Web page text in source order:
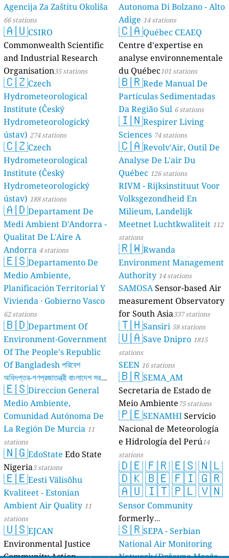
Agencija Za Zaštitu Okoliša
66 stations
🇦🇺CSIRO
Commonwealth Scientific
and Industrial Research
Organisation35 stations
🇨🇿Czech
Hydrometeorological
Institute (Český
Hydrometeorologický
ústav) 274 stations
🇨🇿Czech
Hydrometeorological
Institute (Český
Hydrometeorologický
ústav) 188 stations
🇦🇩Departament De
Medi Ambient D'Andorra -
Qualitat De L'Aire A
Andorra 4 stations
🇪🇸Departamento De
Medio Ambiente,
Planificación Territorial Y
Vivienda · Gobierno Vasco
62 stations
🇧🇩Department Of
Environment-Government
Of The People's Republic
Of Bangladesh পরিবেশ
অধিদপ্তর-গণপ্রজাতন্ত্রী বাংলাদেশ সরকার
17 stations
🇪🇸Direccion General
Medio Ambiente,
Comunidad Autónoma De
La Región De Murcia 11
stations
🇳🇬EdoState Edo State
Nigeria3 stations
🇪🇪Eesti Välisõhu
Kvaliteet - Estonian
Ambient Air Quality 11
stations
🇺🇸EJCAN
Environmental Justice
Autonoma Di Bolzano - Alto
Adige 14 stations
🇨🇦Québec CEAEQ
Centre d'expertise en
analyse environnementale
du Québec101 stations
🇧🇷Rede Manual De
Partículas Sedimentadas
Da Região Sul 6 stations
🇮🇳Respirer Living
Sciences 74 stations
🇨🇦Revolv'Air, Outil De
Analyse De L'air Du
Québec 126 stations
RIVM - Rijksinstituut Voor
Volksgezondheid En
Milieum, Landelijk
Meetnet Luchtkwaliteit 112
stations
🇷🇼Rwanda
Environment Management
Authority 14 stations
SAMOSASensor-based Air
measurement Observatory
for South Asia337 stations
🇹🇭Sansiri 58 stations
🇺🇦Save Dnipro 1815
stations
SEEN 16 stations
🇧🇷SEMA_AM
Secretaria de Estado de
Meio Ambiente75 stations
🇵🇪SENAMHIServicio
Nacional de Meteorología
e Hidrología del Perú14
stations
🇩🇪🇫🇷🇪🇸🇳🇱
🇩🇰🇧🇪🇫🇮🇬🇷
🇦🇺🇮🇹🇵🇱🇻🇳
Sensor Community
formerly
luftdaten.info35819 stations
🇸🇷SEPA - Serbian
National Air Monitoring